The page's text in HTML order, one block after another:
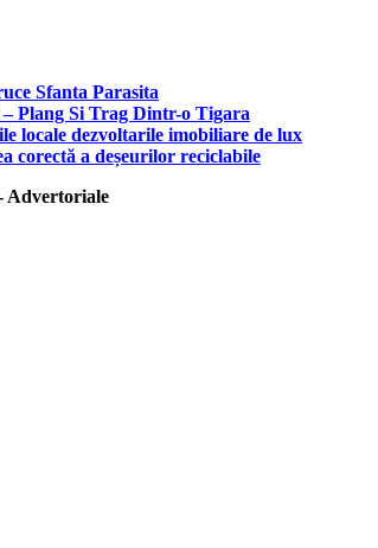
Sfanta Parasita
Plang Si Trag Dintr-o Tigara
locale dezvoltarile imobiliare de lux
corectă a deșeurilor reciclabile
Advertoriale